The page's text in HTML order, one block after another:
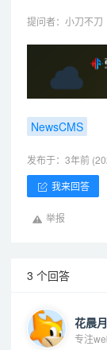
提问者： 小刀不刀
NewsCMS
发布于：3年前
我来回答
举报
3 个回答
花晨